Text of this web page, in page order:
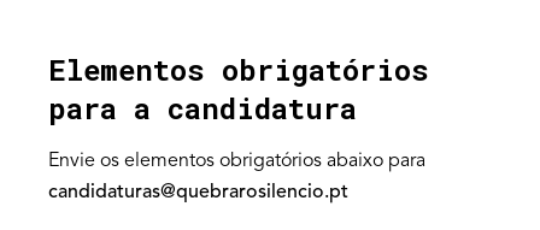
Elementos obrigatórios
para a candidatura
Envie os elementos obrigatórios abaixo para
candidaturas@quebrarosilencio.pt